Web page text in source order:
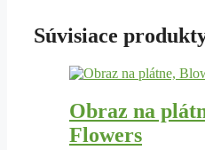
Súvisiace
Obraz na
Flowers
Tento
má
viacero
variantov.